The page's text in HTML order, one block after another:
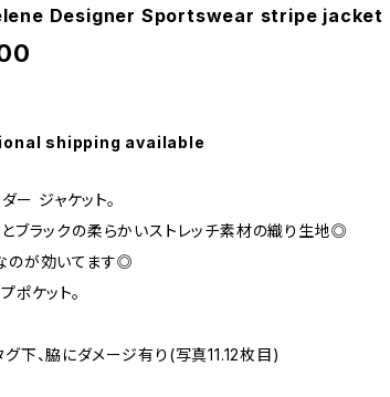
Designer Sportswear stripe jacket
shipping available
ジャケット。
ブラックの柔らかいストレッチ素材の織り生地◎
のが効いてます◎
ポケット。
下、脇にダメージ有り(写真11.12枚目)